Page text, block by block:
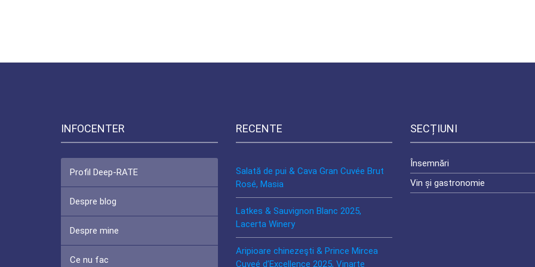
INFOCENTER
Profil Deep-RATE
Despre blog
Despre mine
Ce nu fac
RECENTE
Salată de pui & Cava Gran Cuvée Brut
Rosé, Masia
Latkes & Sauvignon Blanc 2025,
Lacerta Winery
Aripioare chinezeşti & Prince Mircea
Cuveé d’Excellence 2025, Vinarte
SECȚIUNI
Însemnări
Vin și gastronomie